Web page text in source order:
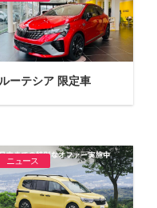
ーテシア 限定車
ニュース